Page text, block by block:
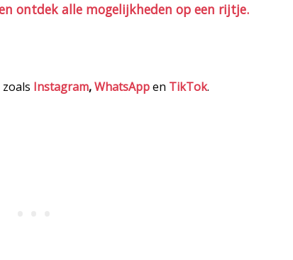
ontdek alle mogelijkheden op een rijtje.
Instagram,WhatsAppen TikTok.